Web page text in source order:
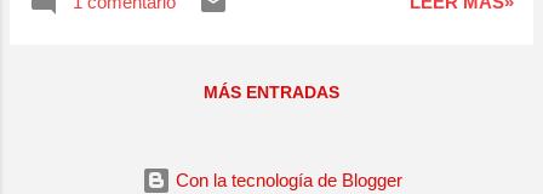
MÁS ENTRADAS
Con la tecnología de Blogger